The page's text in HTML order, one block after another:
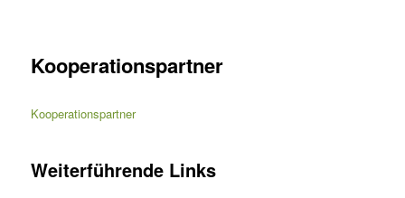
Kooperationspartner
Kooperationspartner
Weiterführende Links